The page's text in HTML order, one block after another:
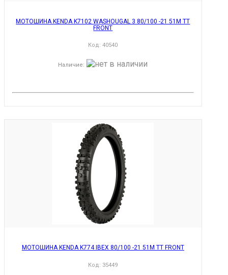
МОТОШИНА KENDA K7102 WASHOUGAL 3 80/100 -21 51M TT
FRONT
Код:40540
Наличие:
МОТОШИНА KENDA K774 IBEX 80/100 -21 51M TT FRONT
Код: 35449